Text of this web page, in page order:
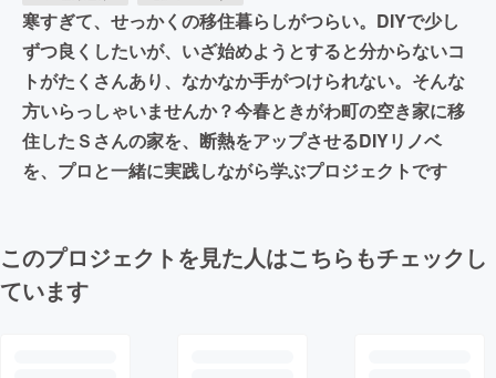
寒すぎて、せっかくの移住暮らしがつらい。DIYで少し
ずつ良くしたいが、いざ始めようとすると分からないコ
トがたくさんあり、なかなか手がつけられない。そんな
方いらっしゃいませんか？今春ときがわ町の空き家に移
住したＳさんの家を、断熱をアップさせるDIYリノベ
を、プロと一緒に実践しながら学ぶプロジェクトです
このプロジェクトを見た人はこちらもチェックし
ています